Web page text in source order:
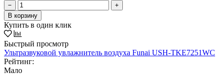
−
+
В корзину
Купить в один клик
Быстрый просмотр
Ультразвуковой увлажнитель воздуха Funai USH-TKE7251WC
Рейтинг:
Мало